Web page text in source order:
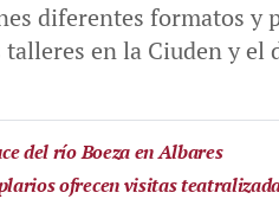
diferentes formatos y
en la Ciuden y
del río Boeza en Albares
ofrecen visitas